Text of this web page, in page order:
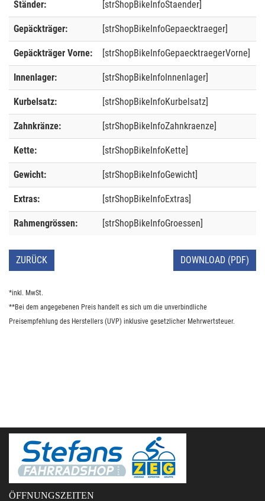
Ständer: [strShopBikeInfoStaender]
Gepäckträger: [strShopBikeInfoGepaecktraeger]
Gepäckträger Vorne: [strShopBikeInfoGepaecktraegerVorne]
Innenlager: [strShopBikeInfoInnenlager]
Kurbelsatz: [strShopBikeInfoKurbelsatz]
Zahnkränze: [strShopBikeInfoZahnkraenze]
Kette: [strShopBikeInfoKette]
Gewicht: [strShopBikeInfoGewicht]
Extras: [strShopBikeInfoExtras]
Rahmengrössen: [strShopBikeInfoGroessen]
ZURÜCK DOWNLOAD (PDF)
*inkl. MwSt.
**Bei dem angegebenen Preis handelt es sich um die unverbindliche
Preisempfehlung des Herstellers (UVP) inklusive gesetzlicher Mehrwertsteuer.
ÖFFNUNGSZEITEN